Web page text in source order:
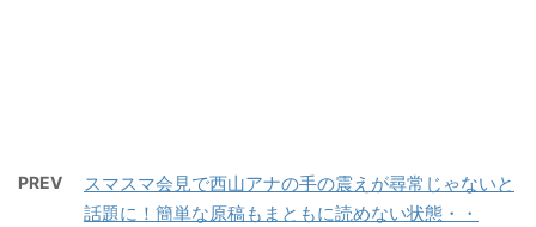
PREV
スマスマ会見で西山アナの手の震えが尋常じゃないと
話題に！簡単な原稿もまともに読めない状態・・